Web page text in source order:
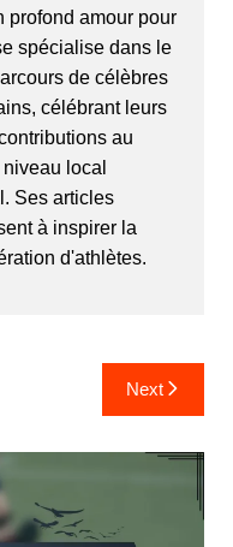
profond amour pour
spécialise dans le
de célèbres
célébrant leurs
au
local
Ses articles
à inspirer la
d'athlètes.
Next